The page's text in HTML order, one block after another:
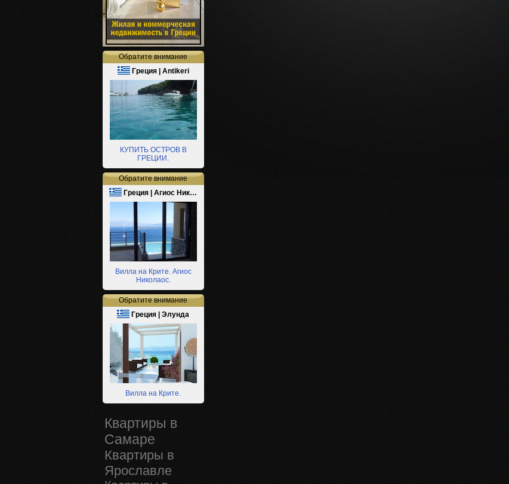
Обратите внимание
Греция | Antikeri
КУПИТЬ ОСТРОВ В
ГРЕЦИИ.
Обратите внимание
Греция | Агиос Ник…
Вилла на Крите. Агиос
Николаос.
Обратите внимание
Греция | Элунда
Вилла на Крите.
Квартиры в
Самаре
Квартиры в
Ярославле